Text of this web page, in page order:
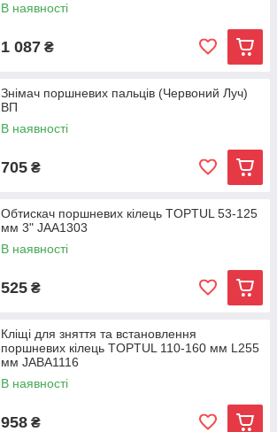
В наявності
1 087 ₴
Знімач поршневих пальців (Червоний Луч)
ВП
В наявності
705 ₴
Обтискач поршневих кілець TOPTUL 53-125
мм 3" JAA1303
В наявності
525 ₴
Кліщі для зняття та встановлення
поршневих кілець TOPTUL 110-160 мм L255
мм JABA1116
В наявності
958 ₴